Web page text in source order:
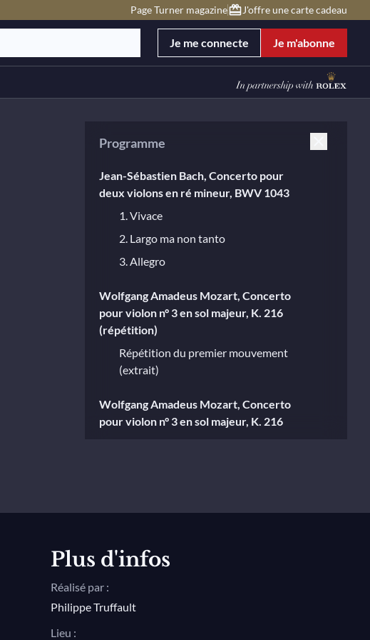
Page Turner magazine J'offre une carte cadeau
Je me connecte Je m'abonne
Programme
Jean-Sébastien Bach, Concerto pour
deux violons en ré mineur, BWV 1043
1. Vivace
2. Largo ma non tanto
3. Allegro
Wolfgang Amadeus Mozart, Concerto
pour violon n° 3 en sol majeur, K. 216
(répétition)
Répétition du premier mouvement
(extrait)
Wolfgang Amadeus Mozart, Concerto
pour violon n° 3 en sol majeur, K. 216
Plus d'infos
Réalisé par :
Philippe Truffault
Lieu :